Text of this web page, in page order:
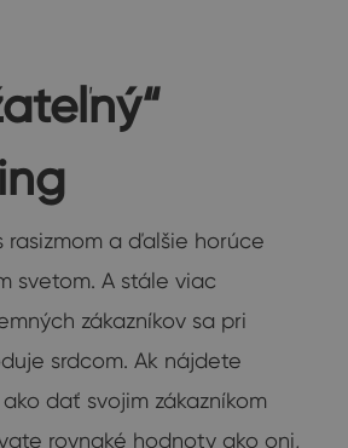
rasizmom a ďalšie horúce
svetom. A stále viac
zákazníkov sa pri
srdcom. Ak nájdete
dať svojim zákazníkom
rovnaké hodnoty ako oni,